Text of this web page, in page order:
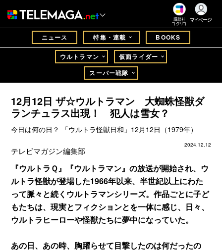
講談社
コクリコ
マイページ
ニュース 特集・連載 BOOKS
ウルトラマン
仮面ライダー
スーパー戦隊
12月12日 ザ☆ウルトラマン 大蜘蛛怪獣ダ
ランチュラス出現！ 犯人は雪女？
今日は何の日？ 「ウルトラ怪獣日和」12月12日（1979年）
2024.12.12
テレビマガジン編集部
『ウルトラＱ』『ウルトラマン』の放送が開始され、ウ
ルトラ怪獣が登場した1966年以来、半世紀以上にわた
って脈々と続くウルトラマンシリーズ。作品ごとに子ど
もたちは、現実とフィクションとを一体に感じ、日々、
ウルトラヒーローや怪獣たちに夢中になっていた。
あの日、あの時、胸躍らせて目撃したのは何だったの